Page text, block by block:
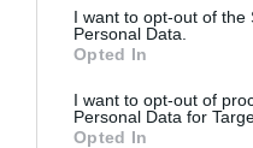
I want to opt-out of the
Personal Data.
Opted In
I want to opt-out of
Personal Data for
Opted In
βροχές και τα χιόνια.
τραγική και συνεχίζεται
Όπως εξηγεί, το
έλλειψη βροχοπτώσεων